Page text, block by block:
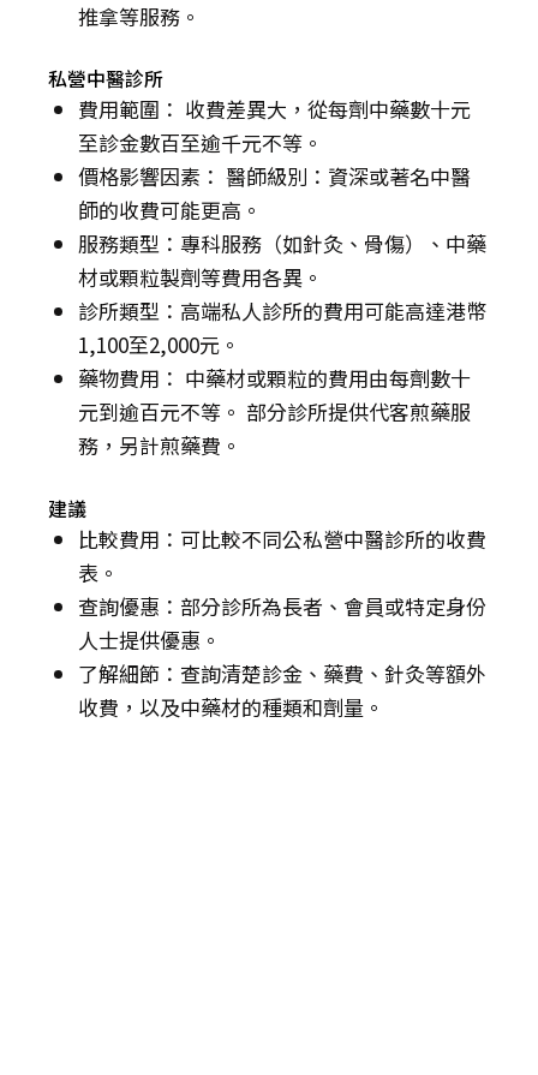
推拿等服務。
私營中醫診所
費用範圍： 收費差異大，從每劑中藥數十元
至診金數百至逾千元不等。
價格影響因素： 醫師級別：資深或著名中醫
師的收費可能更高。
服務類型：專科服務（如針灸、骨傷）、中藥
材或顆粒製劑等費用各異。
診所類型：高端私人診所的費用可能高達港幣
1,100至2,000元。
藥物費用： 中藥材或顆粒的費用由每劑數十
元到逾百元不等。 部分診所提供代客煎藥服
務，另計煎藥費。
建議
比較費用：可比較不同公私營中醫診所的收費
表。
查詢優惠：部分診所為長者、會員或特定身份
人士提供優惠。
了解細節：查詢清楚診金、藥費、針灸等額外
收費，以及中藥材的種類和劑量。